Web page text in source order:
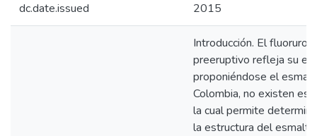
dc.date.issued 2015
Introducción. El fluoruro
preeruptivo refleja su
proponiéndose el
Colombia, no existen
la cual permite
la estructura del